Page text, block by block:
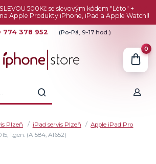
500Kč se slevovým kódem "Léto" +
Apple Produkty iPhone, iPad a Apple Watch‼️
774 378 952 (Po-Pá, 9-17 hod.)
0
Plzeň iPad servis Plzeň
Apple iPad Pro
1.gen. (A1584, A1652)